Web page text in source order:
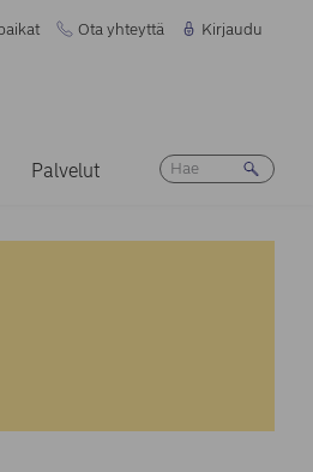
Ota yhteyttä Kirjaudu
Palvelut